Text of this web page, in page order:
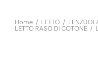
Home / LETTO /
LETTO RASO DI COTONE /